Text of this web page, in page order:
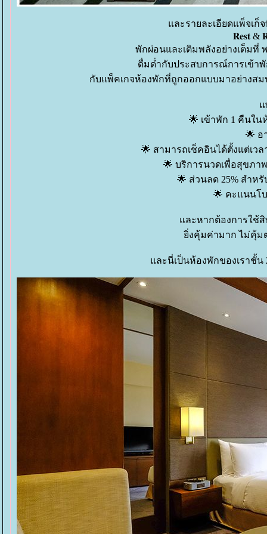
ละรายละเอียดแพ็จเก็
𝐑𝐞𝐬𝐭 &
พักผ่อนและเติมพลังอย่างเต็มที่
ดื่มด่ำกับประสบการณ์การเข้า
กับแพ็คเกจห้องพักที่ถูกออกแบบมาอย่างสม
🌟 เข้าพัก 1 คืนใ
🌟 อ
🌟 สามารถเช็คอินได้ตั้งแต่เวล
🌟 บริการนวดเพื่อสุขภา
🌟 ส่วนลด 25% สำห
🌟 คะแนนโบ
ละหากต้องการใช้สิ
งคุ้มค่ามาก ไม่คุ้มต
ละนี่เป็นห้องพักของเราชั้น